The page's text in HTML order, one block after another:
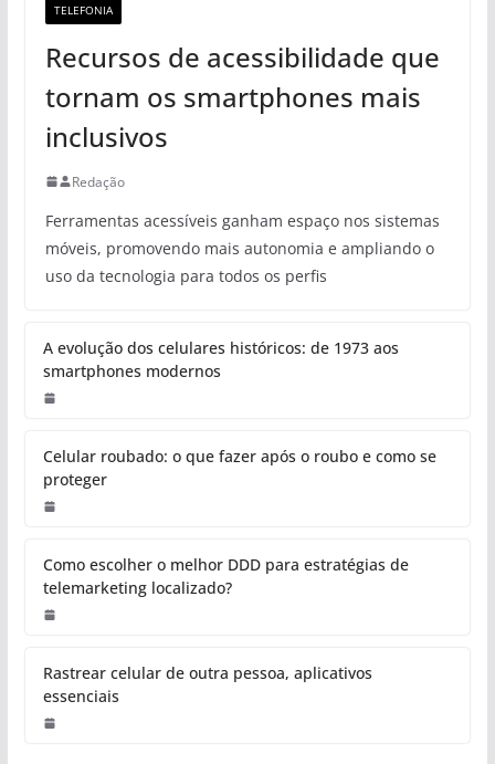
TELEFONIA
Recursos de acessibilidade que
tornam os smartphones mais
inclusivos
Redação
Ferramentas acessíveis ganham espaço nos sistemas
móveis, promovendo mais autonomia e ampliando o
uso da tecnologia para todos os perfis
A evolução dos celulares históricos: de 1973 aos
smartphones modernos
Celular roubado: o que fazer após o roubo e como se
proteger
Como escolher o melhor DDD para estratégias de
telemarketing localizado?
Rastrear celular de outra pessoa, aplicativos
essenciais